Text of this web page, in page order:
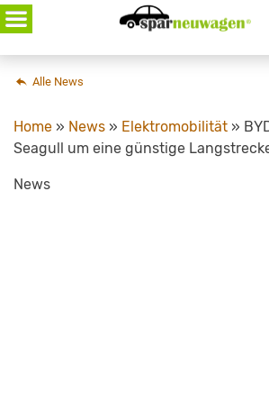
Skip
to
content
Alle News
Home » News » Elektromobilität »
Seagull um eine günstige
News